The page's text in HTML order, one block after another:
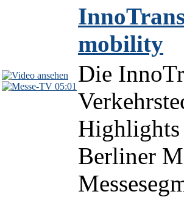
05:01
mobility
Die
Highlights
Berliner